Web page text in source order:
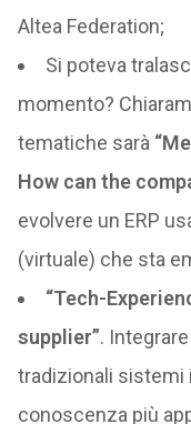
Altea Federation;
Si poteva
momento?
tematiche sarà
How can the
evolvere un ERP
(virtuale) che sta
“Tech-
supplier”.
tradizionali sistemi
conoscenza più